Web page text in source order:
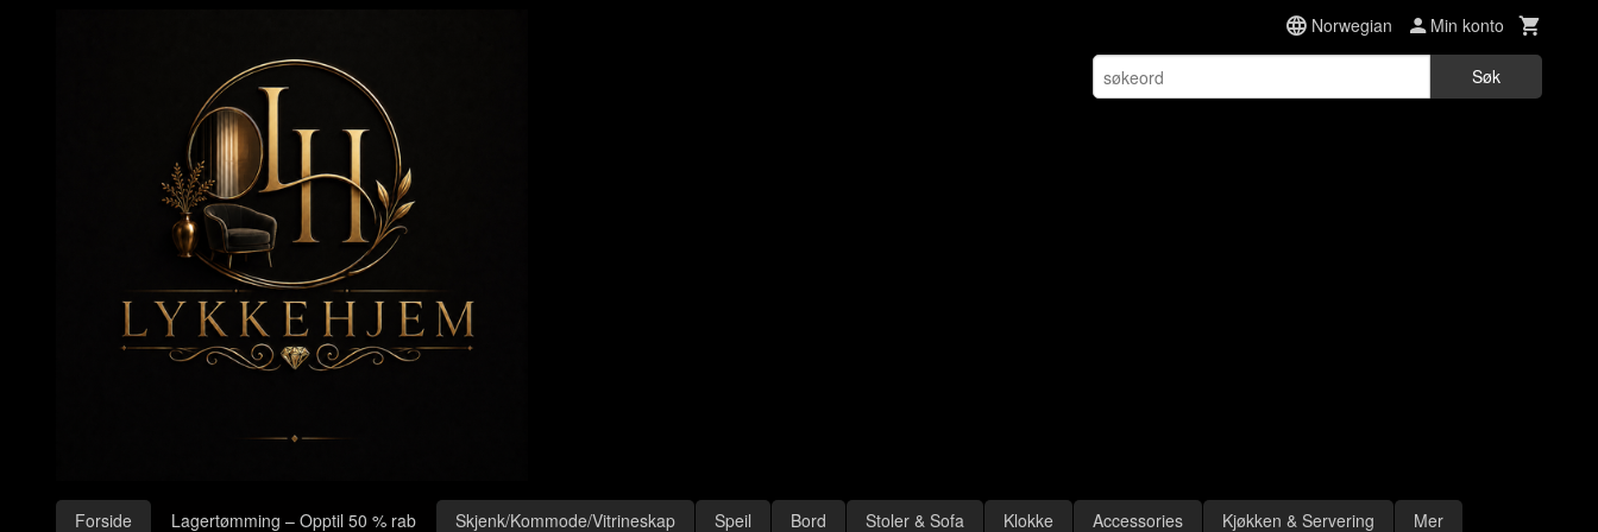
Norwegian Min konto
Søk
Produkter
Forside Lagertømming – Opptil 50 % rab Skjenk/Kommode/Vitrineskap Speil Bord Stoler & Sofa Klokke Accessories Kjøkken & Servering Mer